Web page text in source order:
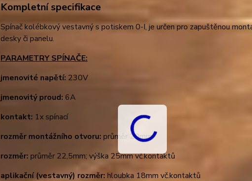
Kompletní specifikace
Spínač kolébkový vestavný s potiskem 0-I, je určen pro zapuštěnou
desky či panelu.
PARAMETRY SPÍNAČE:
jmenovité napětí: 230V
jmenovitý proud: 6A
kontakt: 1x spínací
rozměr montážního otvoru: průměr 20mm
rozměr: průměr 22,5mm; výška 25mm vč.kontaktů
aplikační (vestavný) rozměr: hloubka 18mm vč.kontaktů